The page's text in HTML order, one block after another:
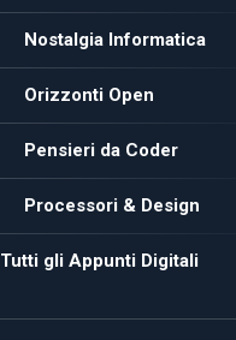
Nostalgia Informatica
Orizzonti Open
Pensieri da Coder
Processori & Design
Tutti gli Appunti Digitali